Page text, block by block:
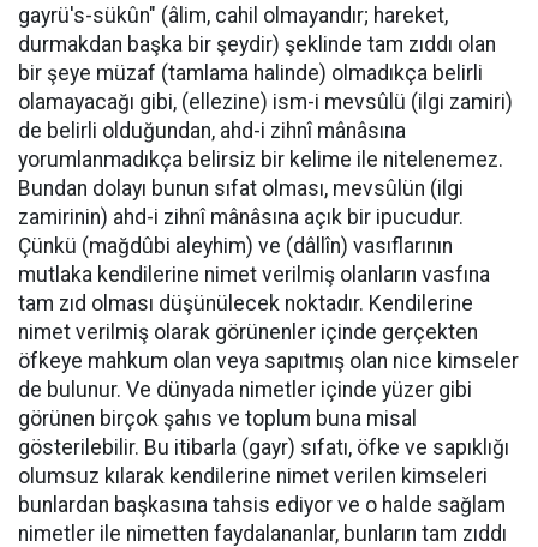
gayrü's-sükûn" (âlim, cahil olmayandır; hareket,
durmakdan başka bir şeydir) şeklinde tam zıddı olan
bir şeye müzaf (tamlama halinde) olmadıkça belirli
olamayacağı gibi, (ellezine) ism-i mevsûlü (ilgi zamiri)
de belirli olduğundan, ahd-i zihnî mânâsına
yorumlanmadıkça belirsiz bir kelime ile nitelenemez.
Bundan dolayı bunun sıfat olması, mevsûlün (ilgi
zamirinin) ahd-i zihnî mânâsına açık bir ipucudur.
Çünkü (mağdûbi aleyhim) ve (dâllîn) vasıflarının
mutlaka kendilerine nimet verilmiş olanların vasfına
tam zıd olması düşünülecek noktadır. Kendilerine
nimet verilmiş olarak görünenler içinde gerçekten
öfkeye mahkum olan veya sapıtmış olan nice kimseler
de bulunur. Ve dünyada nimetler içinde yüzer gibi
görünen birçok şahıs ve toplum buna misal
gösterilebilir. Bu itibarla (gayr) sıfatı, öfke ve sapıklığı
olumsuz kılarak kendilerine nimet verilen kimseleri
bunlardan başkasına tahsis ediyor ve o halde sağlam
nimetler ile nimetten faydalananlar, bunların tam zıddı